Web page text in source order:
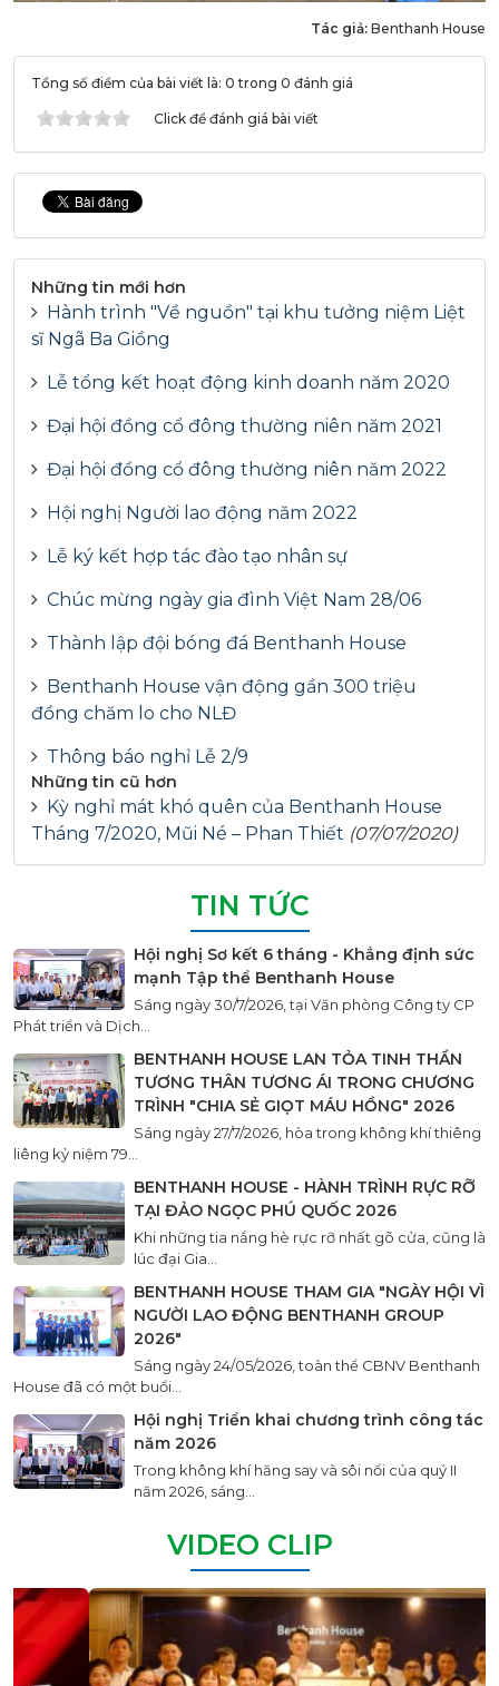
Tác giả: Benthanh House
Tổng số điểm của bài viết là: 0 trong 0 đánh giá
Click để đánh giá bài viết
Những tin mới hơn
Hành trình "Về nguồn" tại khu tưởng niệm Liệt
sĩ Ngã Ba Giồng
Lễ tổng kết hoạt động kinh doanh năm 2020
Đại hội đồng cổ đông thường niên năm 2021
Đại hội đồng cổ đông thường niên năm 2022
Hội nghị Người lao động năm 2022
Lễ ký kết hợp tác đào tạo nhân sự
Chúc mừng ngày gia đình Việt Nam 28/06
Thành lập đội bóng đá Benthanh House
Benthanh House vận động gần 300 triệu
đồng chăm lo cho NLĐ
Thông báo nghỉ Lễ 2/9
Những tin cũ hơn
Kỳ nghỉ mát khó quên của Benthanh House
Tháng 7/2020, Mũi Né – Phan Thiết (07/07/2020)
TIN TỨC
Hội nghị Sơ kết 6 tháng - Khẳng định sức
mạnh Tập thể Benthanh House
Sáng ngày 30/7/2026, tại Văn phòng Công ty CP
Phát triển và Dịch...
BENTHANH HOUSE LAN TỎA TINH THẦN
TƯƠNG THÂN TƯƠNG ÁI TRONG CHƯƠNG
TRÌNH "CHIA SẺ GIỌT MÁU HỒNG" 2026
Sáng ngày 27/7/2026, hòa trong không khí thiêng
liêng kỷ niệm 79...
BENTHANH HOUSE - HÀNH TRÌNH RỰC RỠ
TẠI ĐẢO NGỌC PHÚ QUỐC 2026
Khi những tia nắng hè rực rỡ nhất gõ cửa, cũng là
lúc đại Gia...
BENTHANH HOUSE THAM GIA "NGÀY HỘI VÌ
NGƯỜI LAO ĐỘNG BENTHANH GROUP
2026"
Sáng ngày 24/05/2026, toàn thể CBNV Benthanh
House đã có một buổi...
Hội nghị Triển khai chương trình công tác
năm 2026
Trong không khí hăng say và sôi nổi của quý II
năm 2026, sáng...
VIDEO CLIP